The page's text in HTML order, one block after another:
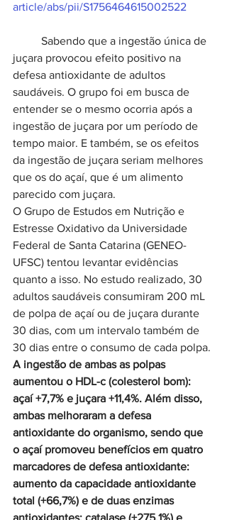
article/abs/pii/S1756464615002522
Sabendo que a ingestão única de
juçara provocou efeito positivo na
defesa antioxidante de adultos
saudáveis. O grupo foi em busca de
entender se o mesmo ocorria após a
ingestão de juçara por um período de
tempo maior. E também, se os efeitos
da ingestão de juçara seriam melhores
que os do açaí, que é um alimento
parecido com juçara.
O Grupo de Estudos em Nutrição e
Estresse Oxidativo da Universidade
Federal de Santa Catarina (GENEO-
UFSC) tentou levantar evidências
quanto a isso. No estudo realizado, 30
adultos saudáveis consumiram 200 mL
de polpa de açaí ou de juçara durante
30 dias, com um intervalo também de
30 dias entre o consumo de cada polpa.
A ingestão de ambas as polpas
aumentou o HDL-c (colesterol bom):
açaí +7,7% e juçara +11,4%. Além disso,
ambas melhoraram a defesa
antioxidante do organismo, sendo que
o açaí promoveu benefícios em quatro
marcadores de defesa antioxidante:
aumento da capacidade antioxidante
total (+66,7%) e de duas enzimas